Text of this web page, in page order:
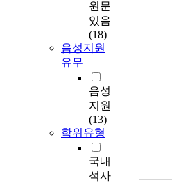
원문
있음
(18)
음성지원
유무
음성
지원
(13)
학위유형
국내
석사